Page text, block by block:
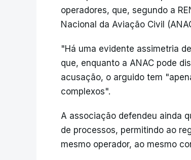
operadores, que, segundo a
Nacional da Aviação Civil
"Há uma evidente assimetria
que, enquanto a ANAC pode
acusação, o arguido tem
complexos".
A associação defendeu ainda
de processos, permitindo ao
mesmo operador, ao mesmo